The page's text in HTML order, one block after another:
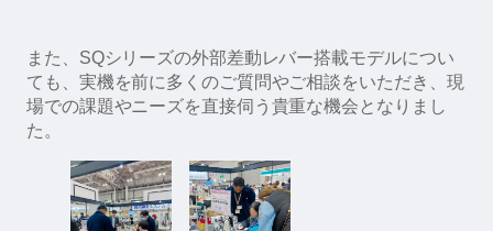
また、SQシリーズの外部差動レバー搭載モデルについ
ても、実機を前に多くのご質問やご相談をいただき、現
場での課題やニーズを直接伺う貴重な機会となりまし
た。